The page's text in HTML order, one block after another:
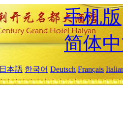
手机版
简体
日本語 한국어 Deutsch Français